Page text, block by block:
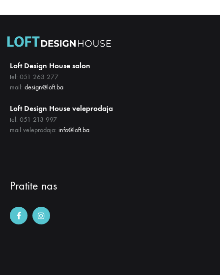
Loft Design House salon
tel: 051 263 277
mail: design@loft.ba
Loft Design House veleprodaja
tel: 051 213 997
mail veleprodaja: info@loft.ba
Pratite nas